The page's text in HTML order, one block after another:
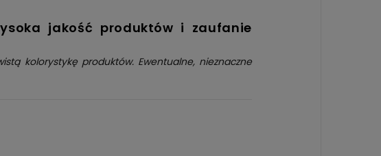
jakość produktów i zaufanie
kolorystykę produktów. Ewentualne, nieznaczne